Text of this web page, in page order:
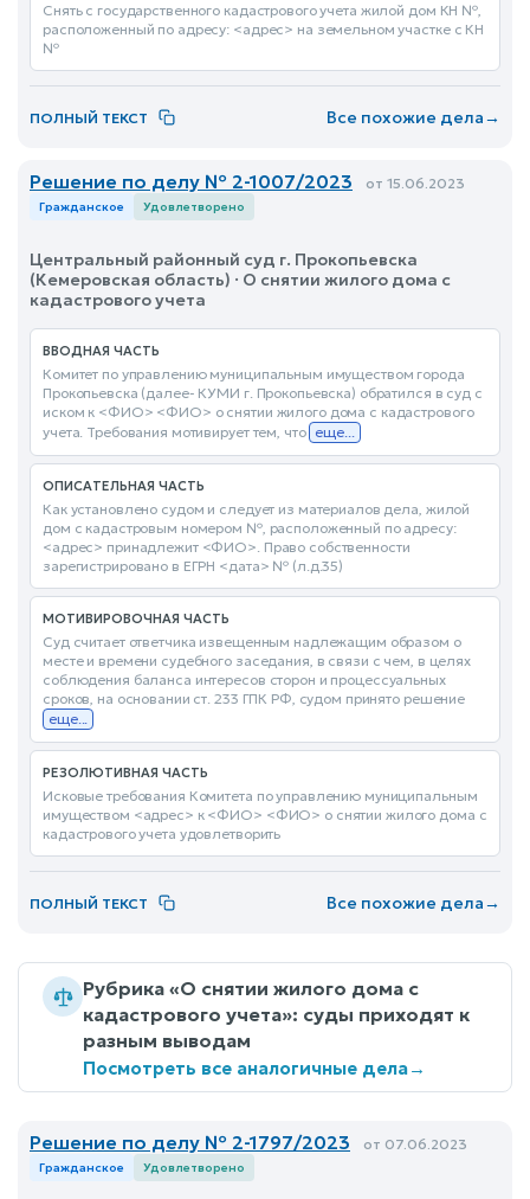
Снять с государственного кадастрового учета жилой дом КН №,
расположенный по адресу: <адрес> на земельном участке с КН
№
ПОЛНЫЙ ТЕКСТ Все похожие дела→
Решение по делу № 2-1007/2023 от 15.06.2023
Гражданское Удовлетворено
Центральный районный суд г. Прокопьевска
(Кемеровская область) · О снятии жилого дома с
кадастрового учета
ВВОДНАЯ ЧАСТЬ
Комитет по управлению муниципальным имуществом города
Прокопьевска (далее- КУМИ г. Прокопьевска) обратился в суд с
иском к <ФИО> <ФИО> о снятии жилого дома с кадастрового
учета. Требования мотивирует тем, что еще...
ОПИСАТЕЛЬНАЯ ЧАСТЬ
Как установлено судом и следует из материалов дела, жилой
дом с кадастровым номером №, расположенный по адресу:
<адрес> принадлежит <ФИО>. Право собственности
зарегистрировано в ЕГРН <дата> № (л.д.35)
МОТИВИРОВОЧНАЯ ЧАСТЬ
Суд считает ответчика извещенным надлежащим образом о
месте и времени судебного заседания, в связи с чем, в целях
соблюдения баланса интересов сторон и процессуальных
сроков, на основании ст. 233 ГПК РФ, судом принято решение
еще...
РЕЗОЛЮТИВНАЯ ЧАСТЬ
Исковые требования Комитета по управлению муниципальным
имуществом <адрес> к <ФИО> <ФИО> о снятии жилого дома с
кадастрового учета удовлетворить
ПОЛНЫЙ ТЕКСТ Все похожие дела→
Рубрика «О снятии жилого дома с
кадастрового учета»: суды приходят к
разным выводам
Посмотреть все аналогичные дела→
Решение по делу № 2-1797/2023 от 07.06.2023
Гражданское Удовлетворено